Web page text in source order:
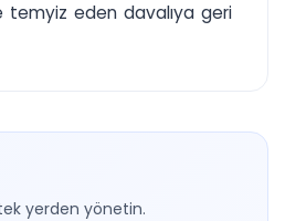
temyiz eden davalıya geri
yerden yönetin.